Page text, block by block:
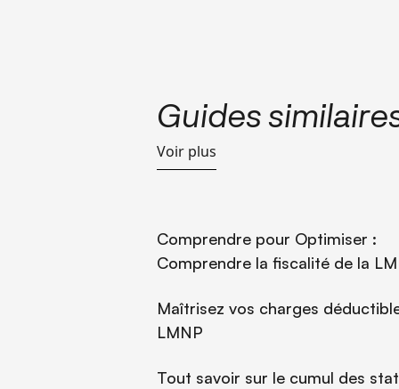
Guides
Voir plus
Comprendre pour Optimiser :
Comprendre la fiscalité de la
Maîtrisez vos charges
LMNP
Tout savoir sur le cumul des